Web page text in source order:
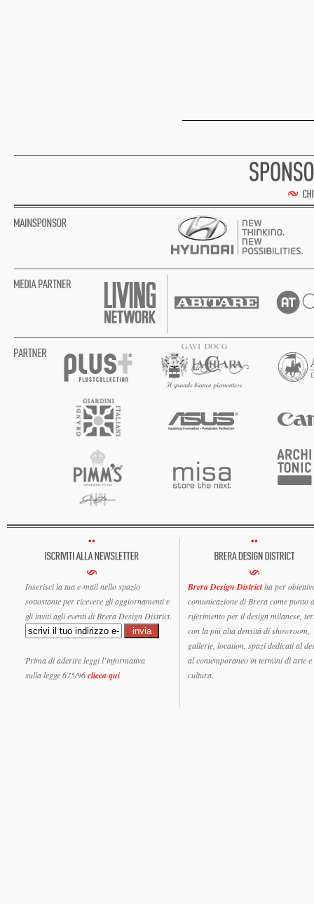
Inserisci la tua e-mail nello spazio
sottostante per ricevere gli aggiornamenti e
gli inviti agli eventi di Brera Design District.
Prima di aderire leggi l’informativa
sulla legge 675/96clicca qui
Brera Design Districtha per
comunicazione di Brera come punto
riferimento per il design milanese,
con la più alta densità di showroom,
gallerie, location, spazi dedicati al
al contemporaneo in termini di arte e
cultura.